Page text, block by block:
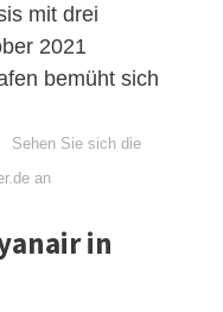
mit drei
2021
bemüht sich
Sehen Sie sich die
an
in